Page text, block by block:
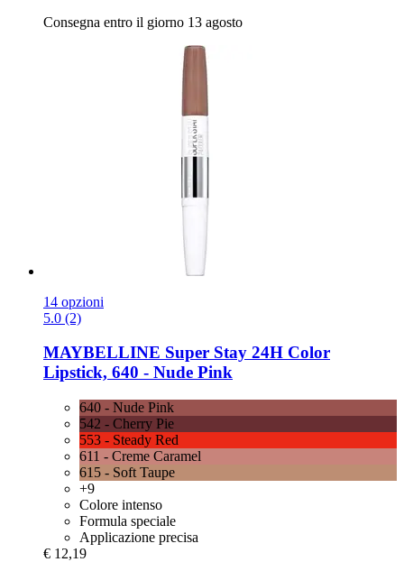
Consegna entro il giorno 13 agosto
14 opzioni
5.0 (2)
MAYBELLINE Super Stay 24H Color
Lipstick, 640 -​ Nude Pink
640 - Nude Pink
542 - Cherry Pie
553 - Steady Red
611 - Creme Caramel
615 - Soft Taupe
+9
Colore intenso
Formula speciale
Applicazione precisa
€ 12,19